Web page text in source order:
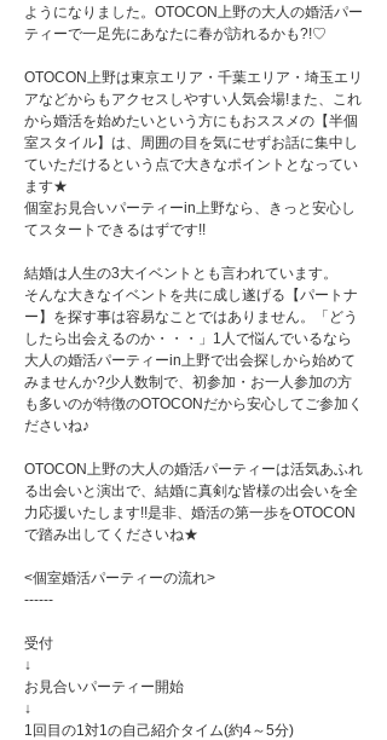
ようになりました。OTOCON上野の大人の婚活パー
ティーで一足先にあなたに春が訪れるかも?!♡
OTOCON上野は東京エリア・千葉エリア・埼玉エリ
アなどからもアクセスしやすい人気会場!また、これ
から婚活を始めたいという方にもおススメの【半個
室スタイル】は、周囲の目を気にせずお話に集中し
ていただけるという点で大きなポイントとなってい
ます★
個室お見合いパーティーin上野なら、きっと安心し
てスタートできるはずです!!
結婚は人生の3大イベントとも言われています。
そんな大きなイベントを共に成し遂げる【パートナ
ー】を探す事は容易なことではありません。「どう
したら出会えるのか・・・」1人で悩んでいるなら
大人の婚活パーティーin上野で出会探しから始めて
みませんか?少人数制で、初参加・お一人参加の方
も多いのが特徴のOTOCONだから安心してご参加く
ださいね♪
OTOCON上野の大人の婚活パーティーは活気あふれ
る出会いと演出で、結婚に真剣な皆様の出会いを全
力応援いたします!!是非、婚活の第一歩をOTOCON
で踏み出してくださいね★
<個室婚活パーティーの流れ>
------
受付
↓
お見合いパーティー開始
↓
1回目の1対1の自己紹介タイム(約4～5分)